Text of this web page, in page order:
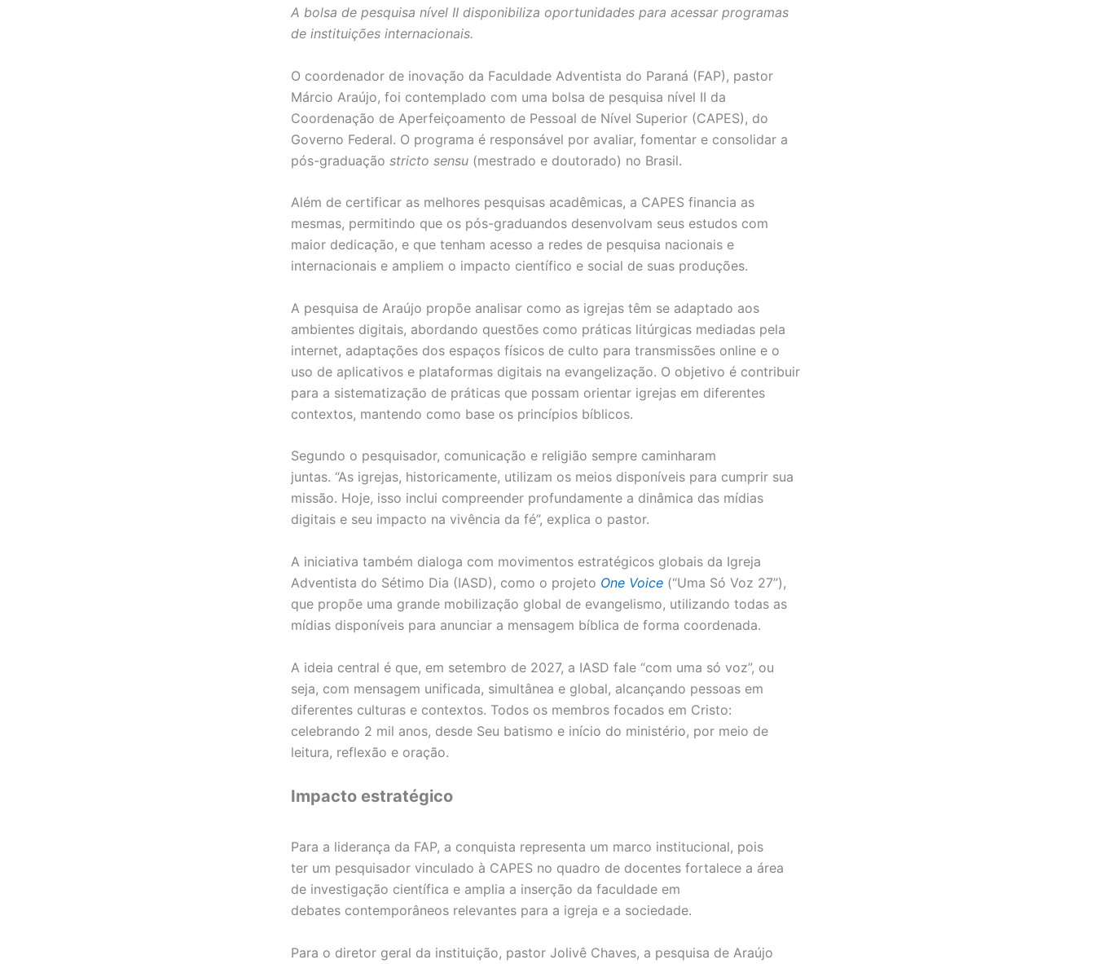
A bolsa de pesquisa nível II disponibiliza oportunidades para acessar programas
de instituições internacionais.
O coordenador de inovação da Faculdade Adventista do Paraná (FAP), pastor
Márcio Araújo, foi contemplado com uma bolsa de pesquisa nível II da
Coordenação de Aperfeiçoamento de Pessoal de Nível Superior (CAPES), do
Governo Federal. O programa é responsável por avaliar, fomentar e consolidar a
pós-graduação stricto sensu (mestrado e doutorado) no Brasil.
Além de certificar as melhores pesquisas acadêmicas, a CAPES financia as
mesmas, permitindo que os pós-graduandos desenvolvam seus estudos com
maior dedicação, e que tenham acesso a redes de pesquisa nacionais e
internacionais e ampliem o impacto científico e social de suas produções.
A pesquisa de Araújo propõe analisar como as igrejas têm se adaptado aos
ambientes digitais, abordando questões como práticas litúrgicas mediadas pela
internet, adaptações dos espaços físicos de culto para transmissões online e o
uso de aplicativos e plataformas digitais na evangelização. O objetivo é contribuir
para a sistematização de práticas que possam orientar igrejas em diferentes
contextos, mantendo como base os princípios bíblicos.
Segundo o pesquisador, comunicação e religião sempre caminharam
juntas. “As igrejas, historicamente, utilizam os meios disponíveis para cumprir sua
missão. Hoje, isso inclui compreender profundamente a dinâmica das mídias
digitais e seu impacto na vivência da fé”, explica o pastor.
A iniciativa também dialoga com movimentos estratégicos globais da Igreja
Adventista do Sétimo Dia (IASD), como o projeto One Voice (“Uma Só Voz 27”),
que propõe uma grande mobilização global de evangelismo, utilizando todas as
mídias disponíveis para anunciar a mensagem bíblica de forma coordenada.
A ideia central é que, em setembro de 2027, a IASD fale “com uma só voz”, ou
seja, com mensagem unificada, simultânea e global, alcançando pessoas em
diferentes culturas e contextos. Todos os membros focados em Cristo:
celebrando 2 mil anos, desde Seu batismo e início do ministério, por meio de
leitura, reflexão e oração.
Impacto estratégico
Para a liderança da FAP, a conquista representa um marco institucional, pois
ter um pesquisador vinculado à CAPES no quadro de docentes fortalece a área
de investigação científica e amplia a inserção da faculdade em
debates contemporâneos relevantes para a igreja e a sociedade.
Para o diretor geral da instituição, pastor Jolivê Chaves, a pesquisa de Araújo